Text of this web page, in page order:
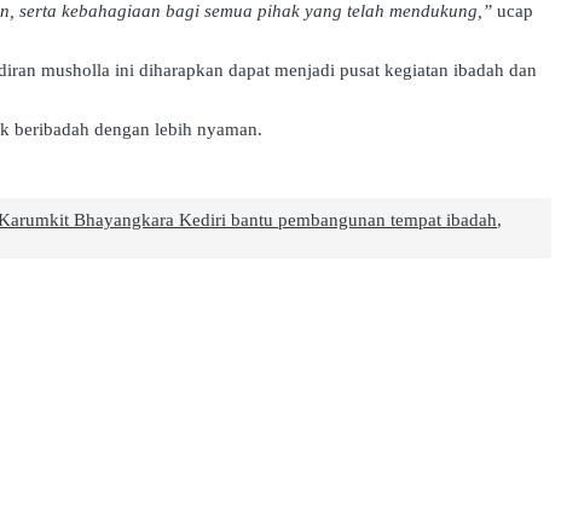
serta kebahagiaan bagi semua pihak yang telah mendukung,” ucap
musholla ini diharapkan dapat menjadi pusat kegiatan ibadah dan
beribadah dengan lebih nyaman.
Bhayangkara Kediri bantu pembangunan tempat ibadah,